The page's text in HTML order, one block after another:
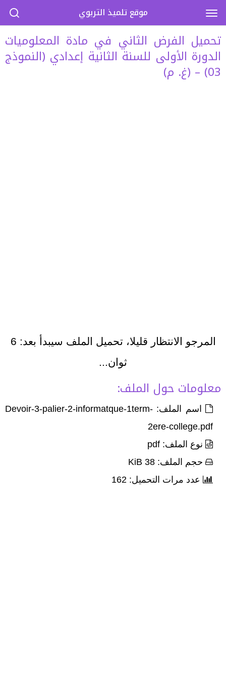
تحميل الفرض الثاني في مادة المعلوميات
الدورة الأولى للسنة الثانية إعدادي (النموذج
03) – (غ. م)
المرجو الانتظار قليلا، تحميل الملف سيبدأ بعد: 6
ثوان...
معلومات حول الملف:
اسم الملف: Devoir-3-palier-2-informatque-1term-
2ere-college.pdf
نوع الملف: pdf
حجم الملف: 38 KiB
عدد مرات التحميل: 162
موقع تلميذ التربوي